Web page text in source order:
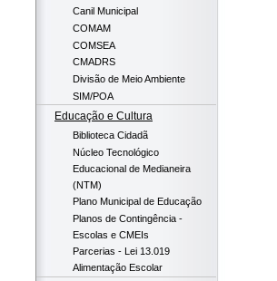
Canil Municipal
COMAM
COMSEA
CMADRS
Divisão de Meio Ambiente
SIM/POA
Educação e Cultura
Biblioteca Cidadã
Núcleo Tecnológico
Educacional de Medianeira
(NTM)
Plano Municipal de Educação
Planos de Contingência -
Escolas e CMEIs
Parcerias - Lei 13.019
Alimentação Escolar